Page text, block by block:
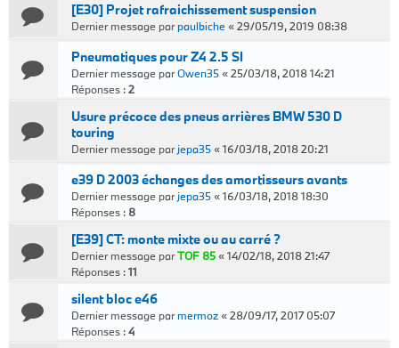
[E30] Projet rafraichissement suspension
Dernier message parpaulbiche«29/05/19, 2019 08:38
Pneumatiques pour Z4 2.5 SI
Dernier message parOwen35«25/03/18, 2018 14:21
Réponses :2
Usure précoce des pneus arrières BMW 530 D
touring
Dernier message parjepa35«16/03/18, 2018 20:21
e39 D 2003 échanges des amortisseurs avants
Dernier message parjepa35«16/03/18, 2018 18:30
Réponses : 8
[E39] CT: monte mixte ou au carré ?
Dernier message parTOF 85«14/02/18, 2018 21:47
Réponses :11
silent bloc e46
Dernier message parmermoz«28/09/17, 2017 05:07
Réponses :4